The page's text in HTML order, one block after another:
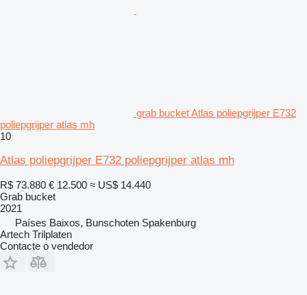
grab bucket Atlas poliepgrijper E732
poliepgrijper atlas mh
10
Atlas poliepgrijper E732 poliepgrijper atlas mh
R$ 73.880 € 12.500 ≈ US$ 14.440
Grab bucket
2021
Países Baixos, Bunschoten Spakenburg
Artech Trilplaten
Contacte o vendedor